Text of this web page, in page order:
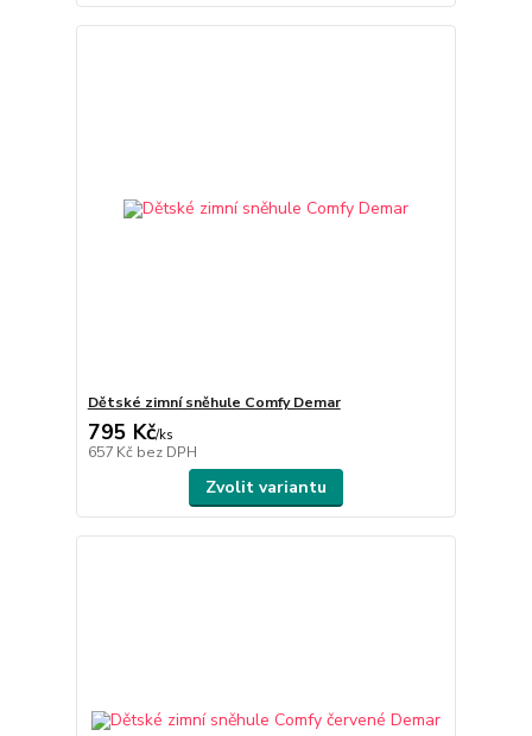
Dětské zimní sněhule Comfy Demar
795 Kč/ks
657 Kč bez DPH
Zvolit variantu